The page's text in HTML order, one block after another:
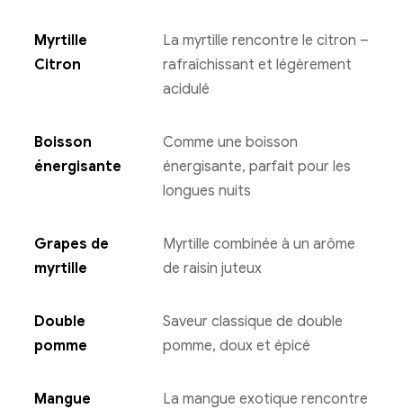
Myrtille
Citron
La myrtille rencontre le citron –
rafraîchissant et légèrement
acidulé
Boisson
énergisante
Comme une boisson
énergisante, parfait pour les
longues nuits
Grapes de
myrtille
Myrtille combinée à un arôme
de raisin juteux
Double
pomme
Saveur classique de double
pomme, doux et épicé
Mangue
La mangue exotique rencontre